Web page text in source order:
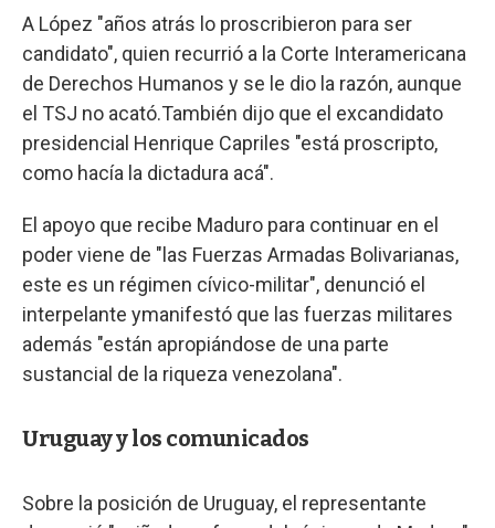
A López "años atrás lo proscribieron para ser
candidato", quien recurrió a la Corte Interamericana
de Derechos Humanos y se le dio la razón, aunque
el TSJ no acató.También dijo que el excandidato
presidencial Henrique Capriles "está proscripto,
como hacía la dictadura acá".
El apoyo que recibe Maduro para continuar en el
poder viene de "las Fuerzas Armadas Bolivarianas,
este es un régimen cívico-militar", denunció el
interpelante ymanifestó que las fuerzas militares
además "están apropiándose de una parte
sustancial de la riqueza venezolana".
Uruguay y los comunicados
Sobre la posición de Uruguay, el representante